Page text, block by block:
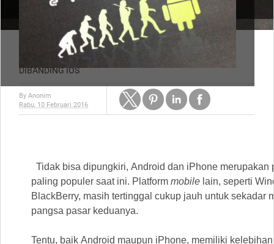
 informatika
DIBANDING IOS
By Anonim
Rabu, 10 Februari 2016
Tidak bisa dipungkiri, Android dan iPhone merupakan
paling populer saat ini. Platform mobile lain, seperti
BlackBerry, masih tertinggal cukup jauh untuk sekadar
pangsa pasar keduanya.
Tentu, baik Android maupun iPhone, memiliki